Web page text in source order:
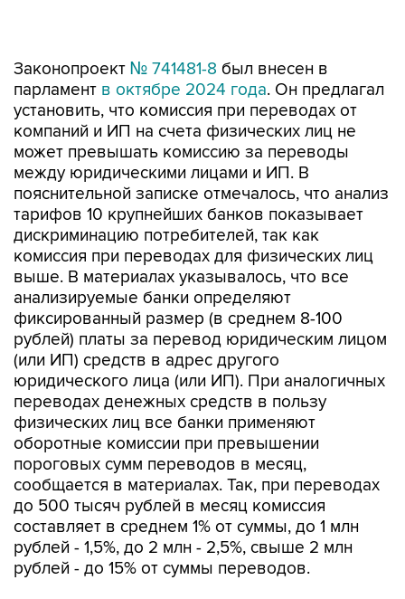
установить, что комиссия при переводах от
компаний и ИП на счета физических лиц не
может превышать комиссию за переводы
между юридическими лицами и ИП. В
пояснительной записке отмечалось, что анализ
тарифов 10 крупнейших банков показывает
дискриминацию потребителей, так как
комиссия при переводах для физических лиц
выше. В материалах указывалось, что все
анализируемые банки определяют
фиксированный размер (в среднем 8-100
рублей) платы за перевод юридическим лицом
(или ИП) средств в адрес другого
юридического лица (или ИП). При аналогичных
переводах денежных средств в пользу
физических лиц все банки применяют
оборотные комиссии при превышении
пороговых сумм переводов в месяц,
сообщается в материалах. Так, при переводах
до 500 тысяч рублей в месяц комиссия
составляет в среднем 1% от суммы, до 1 млн
рублей - 1,5%, до 2 млн - 2,5%, свыше 2 млн
рублей - до 15% от суммы переводов.
Автор проекта подчеркивал, что принцип